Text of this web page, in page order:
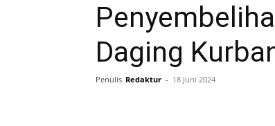
Daging
Penulis Redaktur - 18 Juni 2024